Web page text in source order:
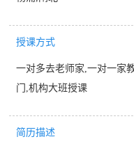
授课方式
一对多去老师家,一对一家
门,机构大班授课
简历描述